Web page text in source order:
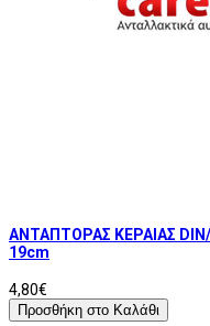
ΑΝΤΑΠΤΟΡΑΣ ΚΕΡΑΙΑΣ
19cm
4,80€
Προσθήκη στο Καλάθι